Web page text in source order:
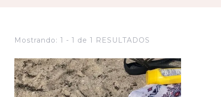
Mostrando: 1 - 1 de 1 RESULTADOS